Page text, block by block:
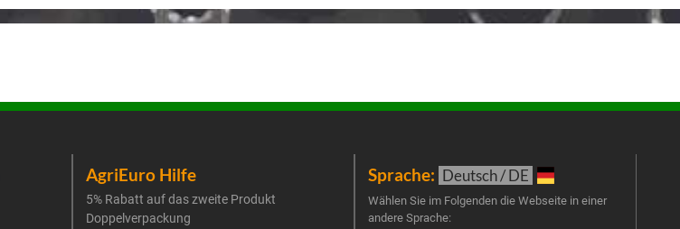
AgriEuro Hilfe
5% Rabatt auf das zweite Produkt
Doppelverpackung
Sprache: Deutsch / DE
Wählen Sie im Folgenden die Webseite in einer
andere Sprache: